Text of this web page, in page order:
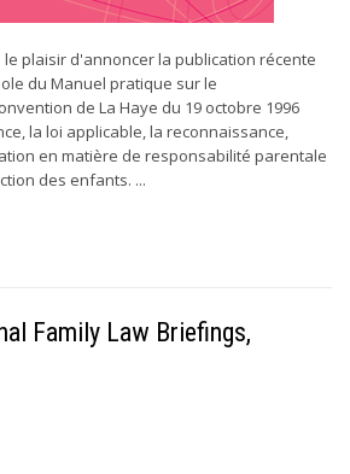
plaisir d'annoncer la publication récente
du Manuel pratique sur le
de La Haye du 19 octobre 1996
la loi applicable, la reconnaissance,
en matière de responsabilité parentale
des enfants. ...
Family Law Briefings,